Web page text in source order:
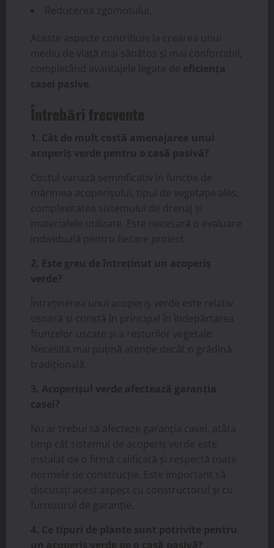
Reducerea zgomotului.
Aceste aspecte contribuie la crearea unui
mediu de viață mai sănătos și mai confortabil,
completând avantajele legate de eficiența
casei pasive
Întrebări frecvente
1. Cât de mult costă amenajarea unui
acoperiș verde pentru o casă pasivă?
Costul variază semnificativ în funcție de
mărimea acoperișului, tipul de vegetație ales,
complexitatea sistemului de drenaj și
materialele utilizate. Este necesară o evaluare
individuală pentru fiecare proiect.
2. Este greu de întreținut un acoperiș
verde?
Întreținerea unui acoperiș verde este relativ
ușoară și constă în principal în îndepărtarea
frunzelor uscate și a resturilor vegetale.
Necesită mai puțină atenție decât o grădină
tradițională.
3. Acoperișul verde afectează garanția
casei?
Nu ar trebui să afecteze garanția casei, atâta
timp cât sistemul de acoperiș verde este
instalat de o firmă calificată și respectă toate
normele de construcție. Este important să
discutați acest aspect cu constructorul și cu
furnizorul de garanție.
4. Ce tipuri de plante sunt potrivite pentru
un acoperiș verde pe o casă pasivă?